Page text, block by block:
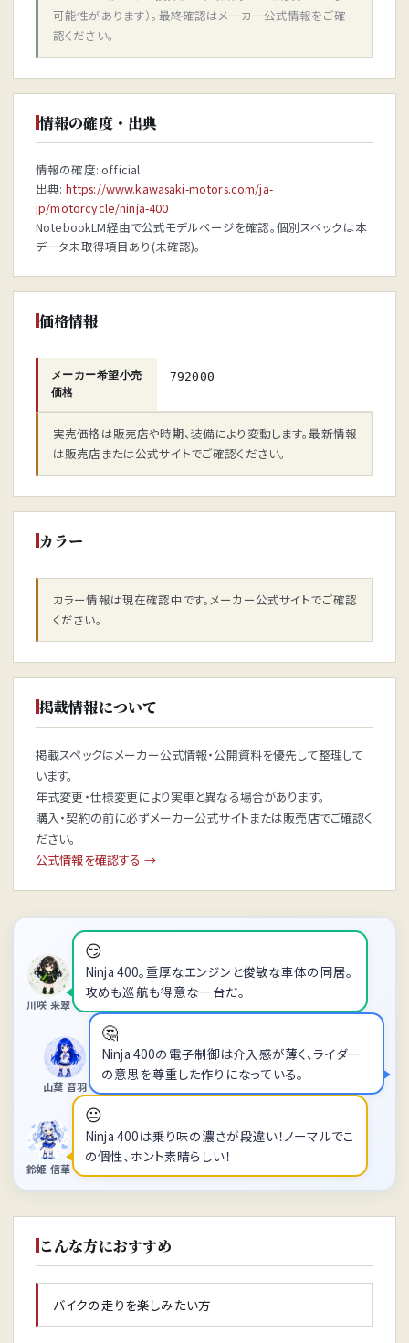
可能性があります）。最終確認はメーカー公式情報をご確
認ください。
情報の確度・出典
情報の確度: official
出典: https://www.kawasaki-motors.com/ja-
jp/motorcycle/ninja-400
NotebookLM経由で公式モデルページを確認。個別スペックは本
データ未取得項目あり(未確認)。
価格情報
メーカー希望小売
価格
792000
実売価格は販売店や時期、装備により変動します。最新情報
は販売店または公式サイトでご確認ください。
カラー
カラー情報は現在確認中です。メーカー公式サイトでご確認
ください。
掲載情報について
掲載スペックはメーカー公式情報・公開資料を優先して整理して
います。
年式変更・仕様変更により実車と異なる場合があります。
購入・契約の前に必ずメーカー公式サイトまたは販売店でご確認く
ださい。
公式情報を確認する →
川咲 来翠
😏
Ninja 400。重厚なエンジンと俊敏な車体の同居。
攻めも巡航も得意な一台だ。
🤔
Ninja 400の電子制御は介入感が薄く、ライダー
の意思を尊重した作りになっている。
山葉 音羽
鈴姫 信華
😐
Ninja 400は乗り味の濃さが段違い！ノーマルでこ
の個性、ホント素晴らしい！
こんな方におすすめ
バイクの走りを楽しみたい方